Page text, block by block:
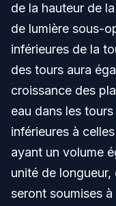
de la hauteur de
de lumière sous-
inférieures de la
des tours aura
croissance des
eau dans les
inférieures à
ayant un volume
unité de
seront soumises